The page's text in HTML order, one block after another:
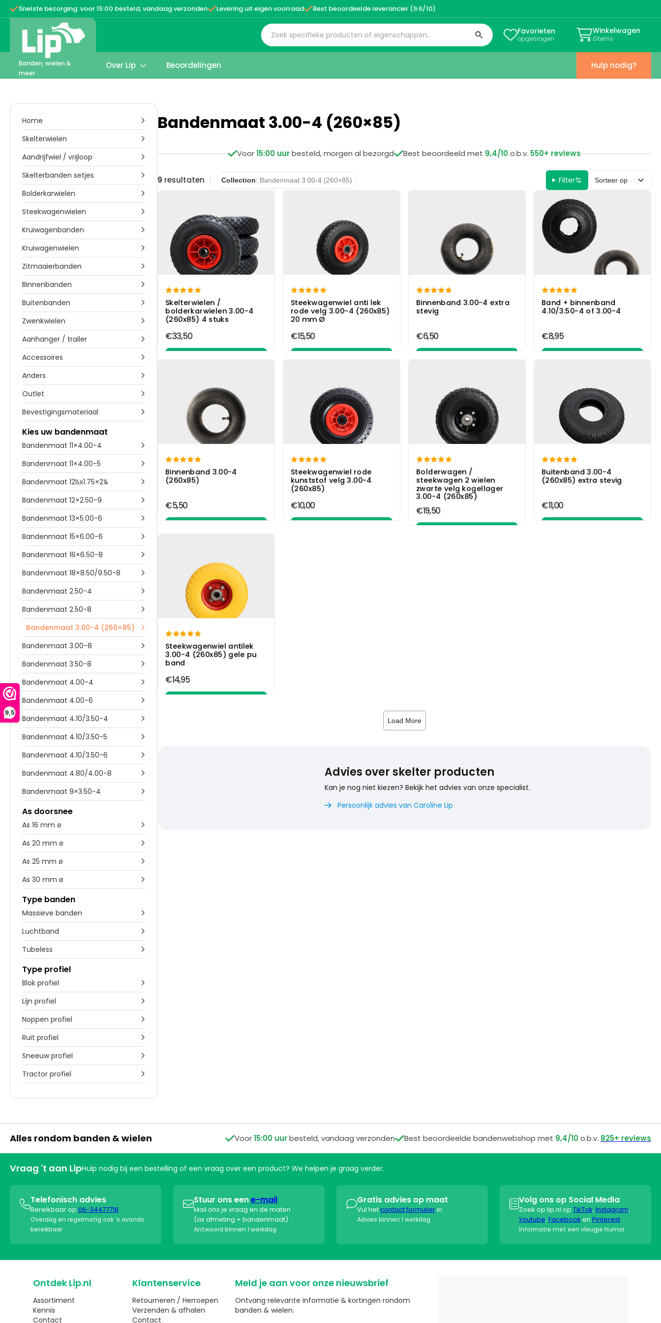
9,5
Snelste bezorging: voor 15:00 besteld, vandaag verzondenLevering uit eigen voorraadBest beoordeelde leverancier (9.6/10)
Banden, wielen &
meer
Favorieten
opgeslagen Winkelwagen
0items
Over Lip  Beoordelingen Hulp nodig?
Home 
Skelterwielen 
Aandrijfwiel / vrijloop 
Skelterbanden setjes 
Bolderkarwielen 
Steekwagenwielen 
Kruiwagenbanden 
Kruiwagenwielen 
Zitmaaierbanden 
Binnenbanden 
Buitenbanden 
Zwenkwielen 
Aanhanger / trailer 
Accessoires 
Anders 
Outlet 
Bevestigingsmateriaal 
Kies uw bandenmaat
Bandenmaat 11×4.00-4 
Bandenmaat 11×4.00-5 
Bandenmaat 12½x1.75×2¼ 
Bandenmaat 12×2.50-9 
Bandenmaat 13×5.00-6 
Bandenmaat 15×6.00-6 
Bandenmaat 16×6.50-8 
Bandenmaat 18×8.50/9.50-8 
Bandenmaat 2.50-4 
Bandenmaat 2.50-8 
Bandenmaat 3.00-4 (260×85) 
Bandenmaat 3.00-8 
Bandenmaat 3.50-8 
Bandenmaat 4.00-4 
Bandenmaat 4.00-6 
Bandenmaat 4.10/3.50-4 
Bandenmaat 4.10/3.50-5 
Bandenmaat 4.10/3.50-6 
Bandenmaat 4.80/4.00-8 
Bandenmaat 9×3.50-4 
As doorsnee
As 16 mm ø 
As 20 mm ø 
As 25 mm ø 
As 30 mm ø 
Type banden
Massieve banden 
Luchtband 
Tubeless 
Type profiel
Blok profiel 
Lijn profiel 
Noppen profiel 
Ruit profiel 
Sneeuw profiel 
Tractor profiel 
Bandenmaat 3.00-4 (260×85)
Voor15:00 uurbesteld, morgen al bezorgdBest beoordeeld met 9,4/10o.b.v. 550+ reviews
9 resultaten Collection: Bandenmaat 3.00-4 (260×85) Filter Sorteer op

Skelterwielen /
bolderkarwielen 3.00-4
(260x85) 4 stuks
€33,50

Steekwagenwiel anti lek
rode velg 3.00-4 (260x85)
20 mm Ø
€15,50

Binnenband 3.00-4 extra
stevig
€6,50

Band + binnenband
4.10/3.50-4 of 3.00-4
€8,95

Binnenband 3.00-4
(260x85)
€5,50

Steekwagenwiel rode
kunststof velg 3.00-4
(260x85)
€10,00

Bolderwagen /
steekwagen 2 wielen
zwarte velg kogellager
3.00-4 (260x85)
€19,50

Buitenband 3.00-4
(260x85) extra stevig
€11,00

Steekwagenwiel antilek
3.00-4 (260x85) gele pu
band
€14,95
Load More
Advies over skelter producten
Kan je nog niet kiezen? Bekijk het advies van onze specialist.
 Persoonlijk advies van Caroline Lip
Alles rondom banden & wielen Voor15:00 uurbesteld, vandaag verzondenBest beoordeelde bandenwebshop met 9,4/10o.b.v. 825+ reviews
Vraag 't aan LipHulp nodig bij een bestelling of een vraag over een product? We helpen je graag verder.
Telefonisch advies
Bereikbaar op 06-34477718
Overdag en regelmatig ook ’s avonds
bereikbaar
Stuur ons eene-mail
Mail ons je vraag en de maten
(as afmeting + bandenmaat)
Antwoord binnen 1 werkdag
Gratis advies op maat
Vul hetcontact formulierin
Advies binnen 1 werkdag
Volg ons op Social Media
Zoek op lip.nl op TikTok, Instagram,
Youtube, Facebook en Pinterest
Informatie met een vleugje humor
Ontdek Lip.nl
Assortiment
Kennis
Contact
Klantenservice
Retourneren / Herroepen
Verzenden & afhalen
Contact
Meld je aan voor onze nieuwsbrief
Ontvang relevante informatie & kortingen rondom
banden & wielen.